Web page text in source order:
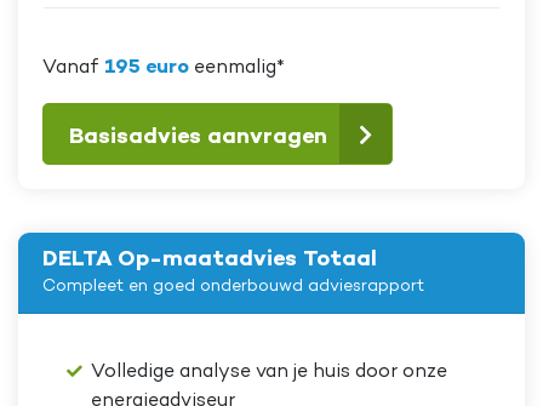
Vanaf 195 euro eenmalig*
Basisadvies aanvragen
DELTA Op-maatadvies Totaal
Compleet en goed onderbouwd adviesrapport
Volledige analyse van je huis door onze
energieadviseur